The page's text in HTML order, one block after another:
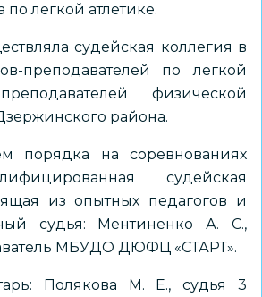
лёгкой атлетике.
судейская коллегия в
преподавателей по легкой
физической
района.
порядка на соревнованиях
судейская
из опытных педагогов и
судья: Ментиненко А. С.,
МБУДО ДЮФЦ «СТАРТ».
Полякова М. Е., судья 3